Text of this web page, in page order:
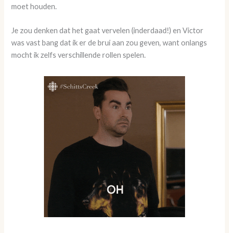
moet houden.
Je zou denken dat het gaat vervelen (inderdaad!) en Victor
was vast bang dat ik er de brui aan zou geven, want onlangs
mocht ik zelfs verschillende rollen spelen.